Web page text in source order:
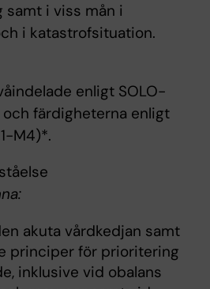
i viss mån i
i katastrofsituation.
enligt SOLO-
och färdigheterna enligt
M4)*.
akuta vårdkedjan samt
principer för prioritering
inklusive vid obalans